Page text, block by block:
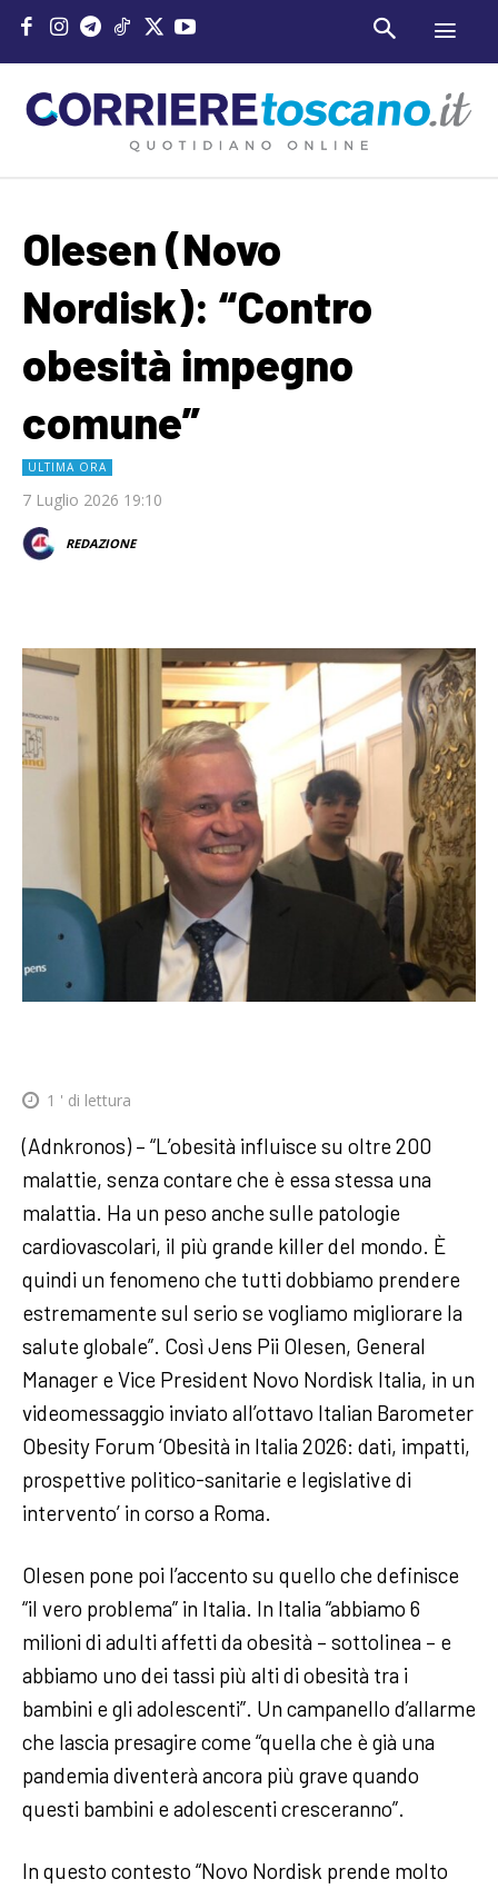
Olesen (Novo
Nordisk): “Contro
obesità impegno
comune”
ULTIMA ORA
7 Luglio 2026 19:10
REDAZIONE
1 ' di lettura
(Adnkronos) – “L’obesità influisce su oltre 200
malattie, senza contare che è essa stessa una
malattia. Ha un peso anche sulle patologie
cardiovascolari, il più grande killer del mondo. È
quindi un fenomeno che tutti dobbiamo prendere
estremamente sul serio se vogliamo migliorare la
salute globale”. Così Jens Pii Olesen, General
Manager e Vice President Novo Nordisk Italia, in un
videomessaggio inviato all’ottavo Italian Barometer
Obesity Forum ‘Obesità in Italia 2026: dati, impatti,
prospettive politico-sanitarie e legislative di
intervento’ in corso a Roma.
Olesen pone poi l’accento su quello che definisce
“il vero problema” in Italia. In Italia “abbiamo 6
milioni di adulti affetti da obesità – sottolinea – e
abbiamo uno dei tassi più alti di obesità tra i
bambini e gli adolescenti”. Un campanello d’allarme
che lascia presagire come “quella che è già una
pandemia diventerà ancora più grave quando
questi bambini e adolescenti cresceranno”.
In questo contesto “Novo Nordisk prende molto